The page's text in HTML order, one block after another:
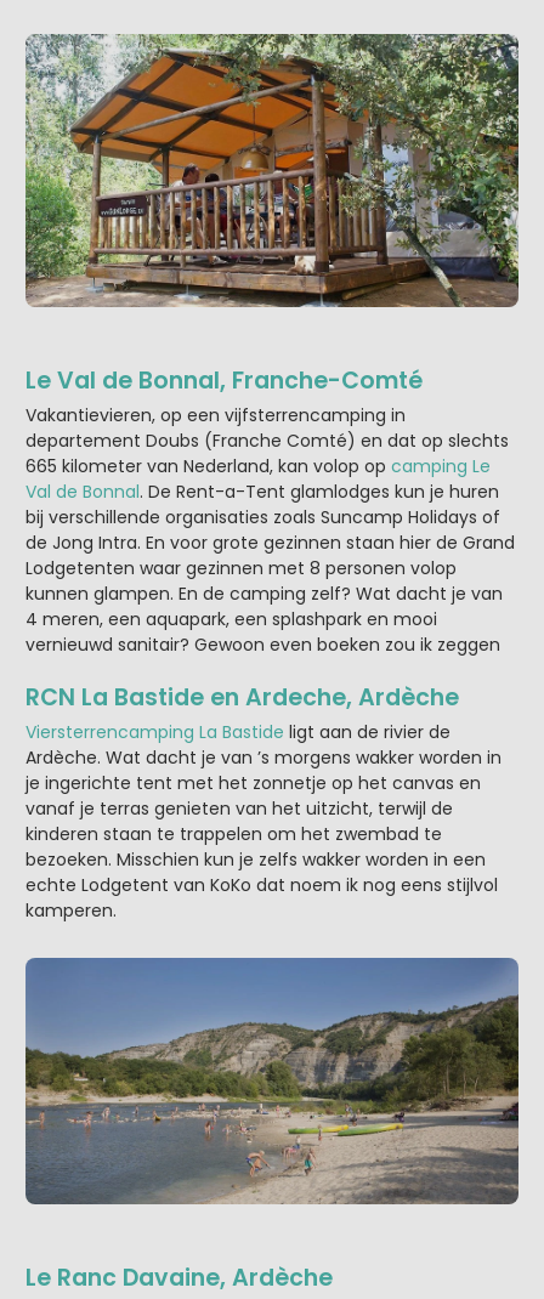
Le Val de Bonnal, Franche-Comté
Vakantievieren, op een vijfsterrencamping in
departement Doubs (Franche Comté) en dat op slechts
665 kilometer van Nederland, kan volop op camping Le
Val de Bonnal. De Rent-a-Tent glamlodges kun je huren
bij verschillende organisaties zoals Suncamp Holidays of
de Jong Intra. En voor grote gezinnen staan hier de Grand
Lodgetenten waar gezinnen met 8 personen volop
kunnen glampen. En de camping zelf? Wat dacht je van
4 meren, een aquapark, een splashpark en mooi
vernieuwd sanitair? Gewoon even boeken zou ik zeggen
RCN La Bastide en Ardeche, Ardèche
Viersterrencamping La Bastide ligt aan de rivier de
Ardèche. Wat dacht je van ’s morgens wakker worden in
je ingerichte tent met het zonnetje op het canvas en
vanaf je terras genieten van het uitzicht, terwijl de
kinderen staan te trappelen om het zwembad te
bezoeken. Misschien kun je zelfs wakker worden in een
echte Lodgetent van KoKo dat noem ik nog eens stijlvol
kamperen.
Le Ranc Davaine, Ardèche